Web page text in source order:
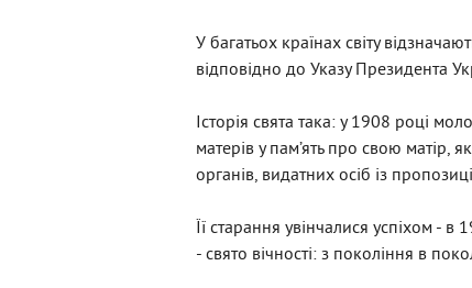
У багатьох країнах світу
відповідно до Указу Президента
Історія свята така: у 1908 році
матерів у пам’ять про свою
органів, видатних осіб із
Її старання увінчалися успіхом -
- свято вічності: з покоління в